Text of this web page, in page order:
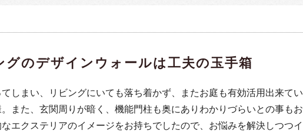
グのデザインウォールは工夫の玉手箱
しまい、リビングにいても落ち着かず、またお庭も有効活用出来てい
また、玄関周りが暗く、機能門柱も奥にありわかりづらいとの事もお
エクステリアのイメージをお持ちでしたので、お悩みを解決しつつイ